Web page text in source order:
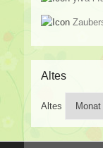
Altes
Altes